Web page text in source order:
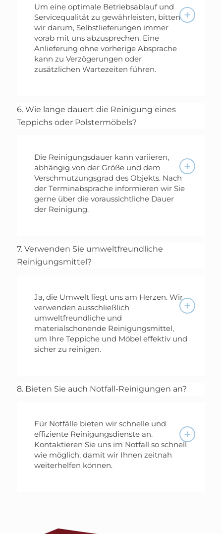
Um eine optimale Betriebsablauf und
Servicequalität zu gewährleisten, bitten
wir darum, Selbstlieferungen immer
vorab mit uns abzusprechen. Eine
Anlieferung ohne vorherige Absprache
kann zu Verzögerungen oder
zusätzlichen Wartezeiten führen.
6. Wie lange dauert die Reinigung eines
Teppichs oder Polstermöbels?
Die Reinigungsdauer kann variieren,
abhängig von der Größe und dem
Verschmutzungsgrad des Objekts. Nach
der Terminabsprache informieren wir Sie
gerne über die voraussichtliche Dauer
der Reinigung.
7. Verwenden Sie umweltfreundliche
Reinigungsmittel?
Ja, die Umwelt liegt uns am Herzen. Wir
verwenden ausschließlich
umweltfreundliche und
materialschonende Reinigungsmittel,
um Ihre Teppiche und Möbel effektiv und
sicher zu reinigen.
8. Bieten Sie auch Notfall-Reinigungen an?
Für Notfälle bieten wir schnelle und
effiziente Reinigungsdienste an.
Kontaktieren Sie uns im Notfall so schnell
wie möglich, damit wir Ihnen zeitnah
weiterhelfen können.